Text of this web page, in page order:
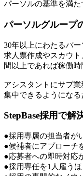
パーソルの基準を満
パーソルグループ
30年以上にわたるパ
求人票作成やスカウ
間以上であれば稼働
アシスタントにサブ
集中できるようにな
StepBase採用で解
●採用専属の担当者が
●候補者にアプローチ
●応募者への即時対応
●採用専任を1人雇う